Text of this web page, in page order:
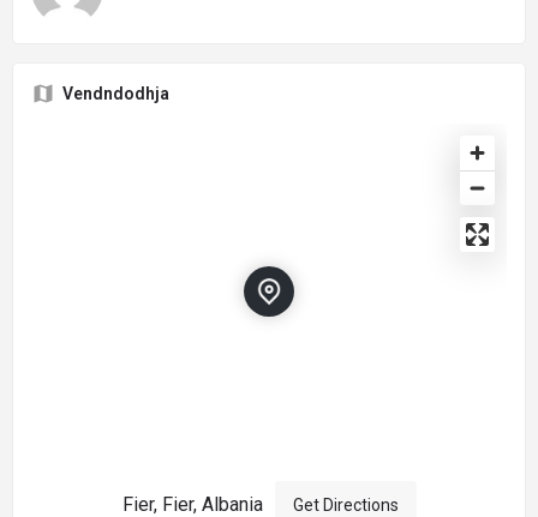
Vendndodhja
Fier, Fier, Albania Get Directions